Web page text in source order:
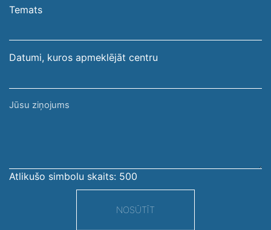
pasta
Temats
Datumi, kuros apmeklējāt centru
Jūsu
Atlikušo simbolu skaits: 500
NOSŪTĪT